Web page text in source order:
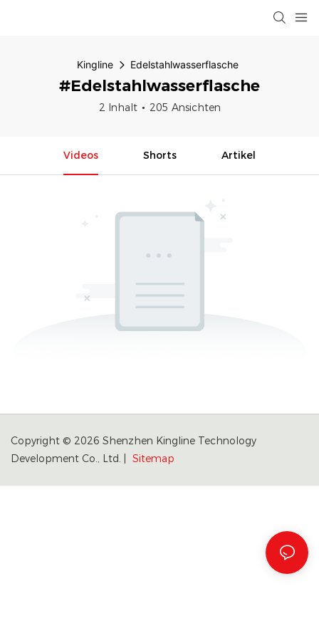
Kingline Edelstahlwasserflasche
#Edelstahlwasserflasche
2 Inhalt 205 Ansichten
Videos Shorts Artikel
Copyright © 2026 Shenzhen Kingline Technology
Development Co., Ltd. |
Sitemap